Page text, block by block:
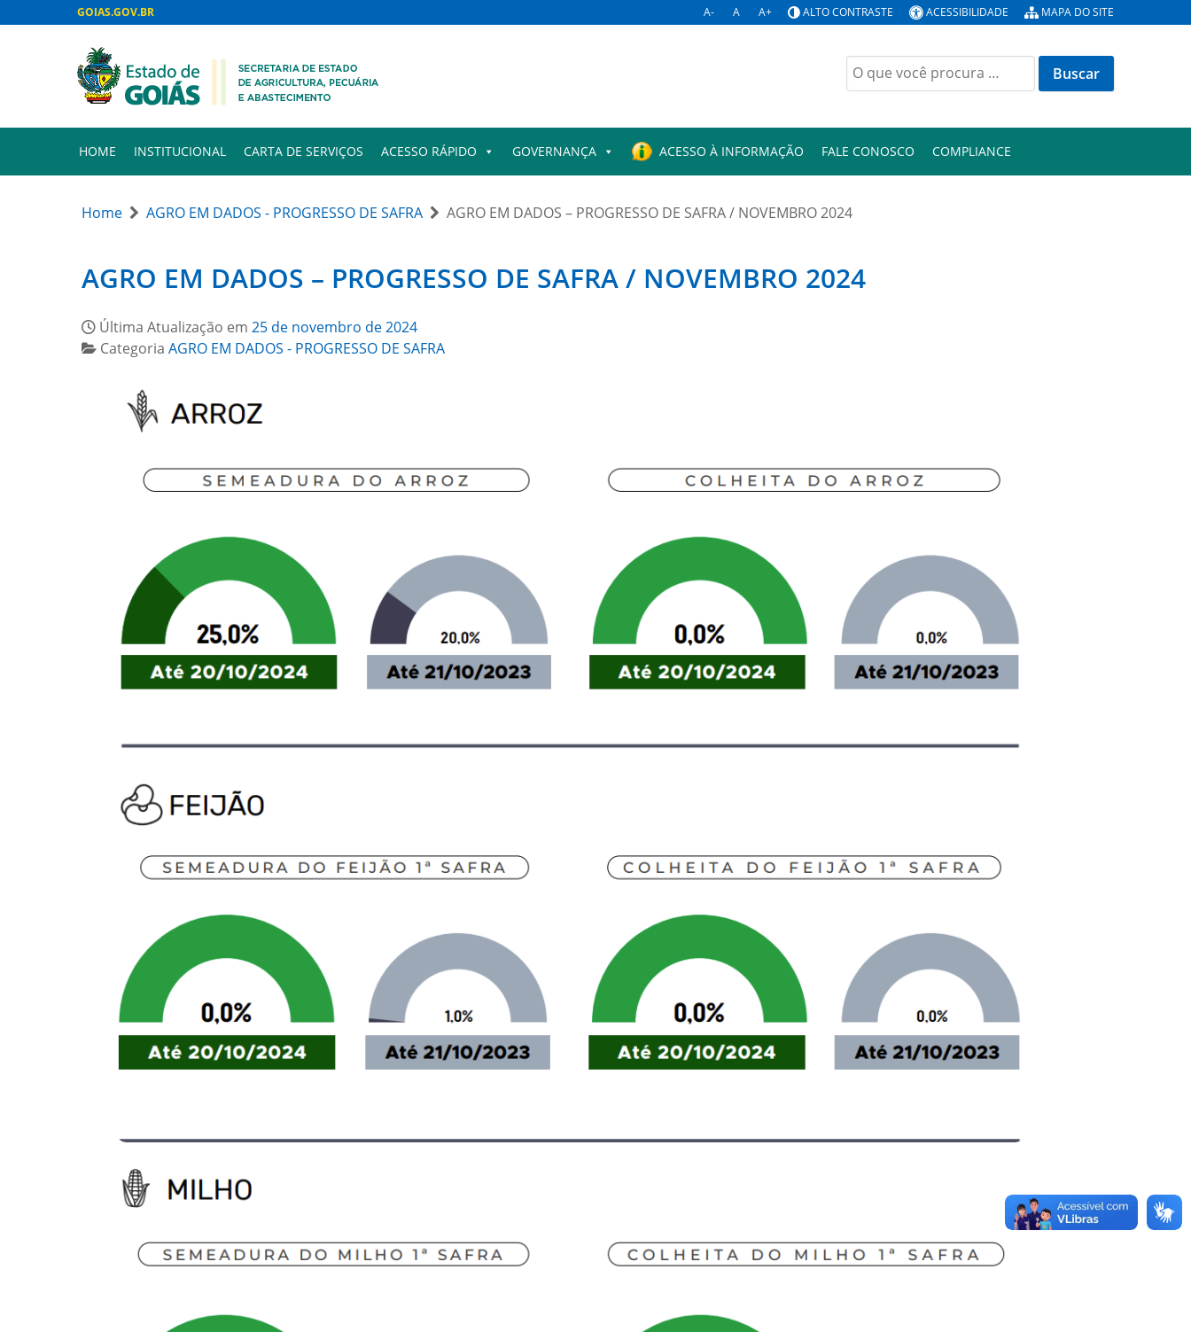
GOIAS.GOV.BR A- A A+ ALTO CONTRASTE ACESSIBILIDADE MAPA DO SITE
Buscar
por:
HOME INSTITUCIONAL CARTA DE SERVIÇOS ACESSO RÁPIDO GOVERNANÇA ACESSO À INFORMAÇÃO FALE CONOSCO COMPLIANCE
Home AGRO EM DADOS - PROGRESSO DE SAFRA AGRO EM DADOS – PROGRESSO DE SAFRA / NOVEMBRO 2024
AGRO EM DADOS – PROGRESSO DE SAFRA / NOVEMBRO 2024
Última Atualização em 25 de novembro de 2024
Categoria AGRO EM DADOS - PROGRESSO DE SAFRA